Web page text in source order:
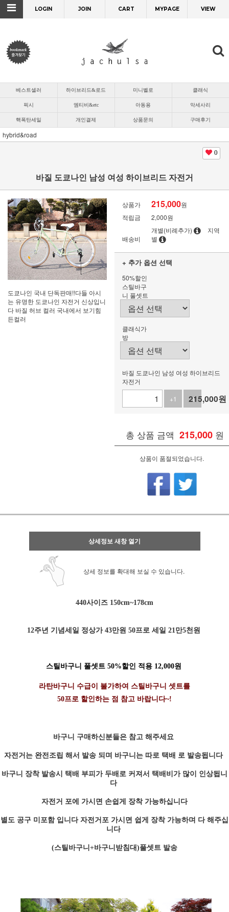
LOGIN JOIN CART MYPAGE VIEW
베스트셀러 하이브리드&로드 미니벨로 클래식
픽시 엠티비&etc 아동용 악세사리
핵폭탄세일 개인결제 상품문의 구매후기
hybrid&road
0
바질 도쿄나인 남성 여성 하이브리드 자전거
도쿄나인 국내 단독판매!!다들 아시
는 유명한 도쿄나인 자전거 신상입니
다 바질 허브 컬러 국내에서 보기힘
든컬러
상품가 215,000원
적립금
2,000원
배송비
개별(비례추가)
지역
별
+ 추가 옵션 선택
50%할인
스틸바구
니 풀셋트
클래식가
방
바질 도쿄나인 남성 여성 하이브리드
자전거
+1
-1
215,000원
총 상품 금액 215,000 원
상품이 품절되었습니다.
상세정보 새창 열기
상세 정보를 확대해 보실 수 있습니다.
440사이즈 150cm~178cm
12주년 기념세일 정상가 43만원 50프로 세일 21만5천원
스틸바구니 풀셋트 50%할인 적용 12,000원
라탄바구니 수급이 불가하여 스틸바구니 셋트를
50프로 할인하는 점 참고 바랍니다~!
바구니 구매하신분들은 참고 해주세요
자전거는 완전조립 해서 발송 되며 바구니는 따로 택배 로 발송됩니다
바구니 장착 발송시 택배 부피가 두배로 커져서 택배비가 많이 인상됩니
다
자전거 포에 가시면 손쉽게 장착 가능하십니다
별도 공구 미포함 입니다 자전거포 가시면 쉽게 장착 가능하며 다 해주십
니다
(스틸바구니+바구니받침대)풀셋트 발송